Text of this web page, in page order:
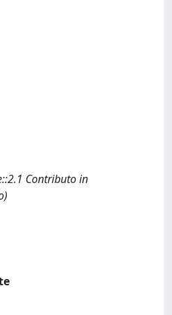
Contributo in